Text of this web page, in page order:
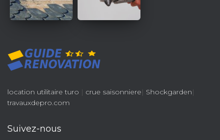
location utilitaire turo | crue saisonniere| Shockgarden|
travauxdepro.com
Suivez-nous